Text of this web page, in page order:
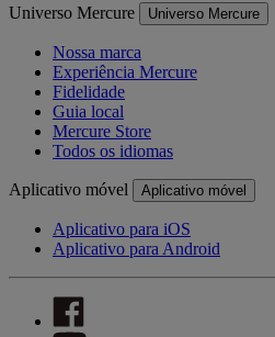
Universo Mercure Universo Mercure
Nossa marca
Experiência Mercure
Fidelidade
Guia local
Mercure Store
Todos os idiomas
Aplicativo móvel Aplicativo móvel
Aplicativo para iOS
Aplicativo para Android